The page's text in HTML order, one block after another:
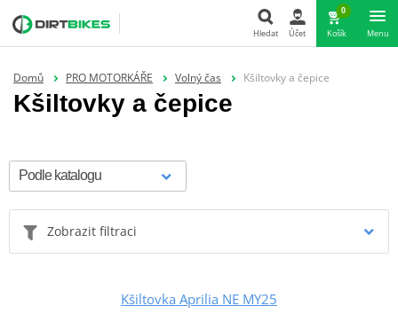
Hledat Účet
0
Košík Menu
Domů PRO MOTORKÁŘE Volný čas Kšiltovky a čepice
Kšiltovky a čepice
Zobrazit filtraci
Kšiltovka Aprilia NE MY25